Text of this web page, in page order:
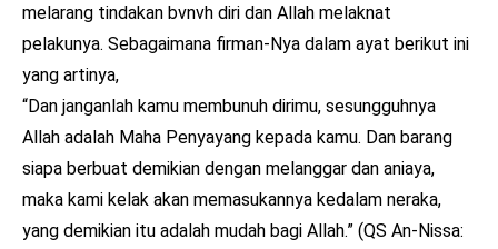
melarang tindakan bvnvh diri dan Allah melaknat
pelakunya. Sebagaimana firman-Nya dalam ayat berikut ini
yang artinya,
“Dan janganlah kamu membunuh dirimu, sesungguhnya
Allah adalah Maha Penyayang kepada kamu. Dan barang
siapa berbuat demikian dengan melanggar dan aniaya,
maka kami kelak akan memasukannya kedalam neraka,
yang demikian itu adalah mudah bagi Allah.” (QS An-Nissa: